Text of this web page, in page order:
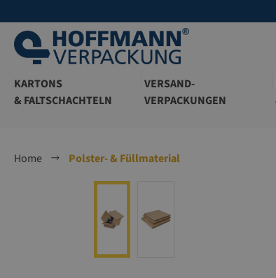
KARTONS
& FALTSCHACHTELN
VERSAND-
VERPACKUNGEN
Home
Polster- & Füllmaterial
Bildergalerie überspringen